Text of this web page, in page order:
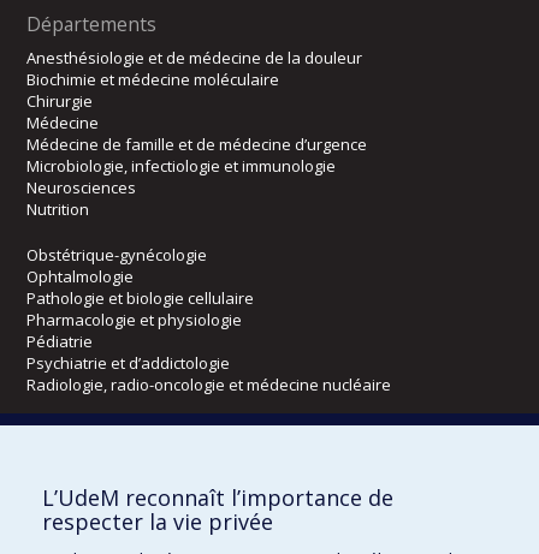
Départements
Anesthésiologie et de médecine de la douleur
Biochimie et médecine moléculaire
Chirurgie
Médecine
Médecine de famille et de médecine d’urgence
Microbiologie, infectiologie et immunologie
Neurosciences
Nutrition
Obstétrique-gynécologie
Ophtalmologie
Pathologie et biologie cellulaire
Pharmacologie et physiologie
Pédiatrie
Psychiatrie et d’addictologie
Radiologie, radio-oncologie et médecine nucléaire
Kinésiologie et des sciences de l’activité physique
Orthophonie et audiologie
L’UdeM reconnaît l’importance de
respecter la vie privée